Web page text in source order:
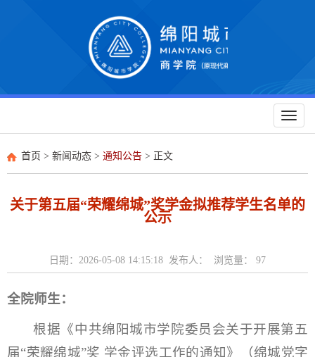
Toggle
首页 > 新闻动态 > 通知公告 > 正文
关于第五届“荣耀绵城”奖学金拟推荐学生名单的
公示
日期：2026-05-08 14:15:18 发布人： 浏览量： 97
全院师生：
根据《中共绵阳城市学院委员会关于开展第五
届“荣耀绵城”奖 学金评选工作的通知》（绵城党字